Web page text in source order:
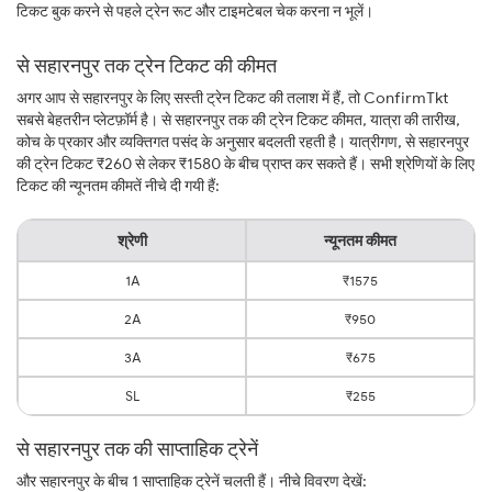
टिकट बुक करने से पहले ट्रेन रूट और टाइमटेबल चेक करना न भूलें।
से सहारनपुर तक ट्रेन टिकट की कीमत
अगर आप से सहारनपुर के लिए सस्ती ट्रेन टिकट की तलाश में हैं, तो ConfirmTkt
सबसे बेहतरीन प्लेटफ़ॉर्म है। से सहारनपुर तक की ट्रेन टिकट कीमत, यात्रा की तारीख,
कोच के प्रकार और व्यक्तिगत पसंद के अनुसार बदलती रहती है। यात्रीगण, से सहारनपुर
की ट्रेन टिकट ₹260 से लेकर ₹1580 के बीच प्राप्त कर सकते हैं। सभी श्रेणियों के लिए
टिकट की न्यूनतम कीमतें नीचे दी गयी हैं:
श्रेणी न्यूनतम कीमत
1A ₹1575
2A ₹950
3A ₹675
SL ₹255
से सहारनपुर तक की साप्ताहिक ट्रेनें
और सहारनपुर के बीच 1 साप्ताहिक ट्रेनें चलती हैं। नीचे विवरण देखें: